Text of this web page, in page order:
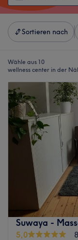
Sortieren nach
Wähle aus 10
wellness center in der
Suwaya -
5,0